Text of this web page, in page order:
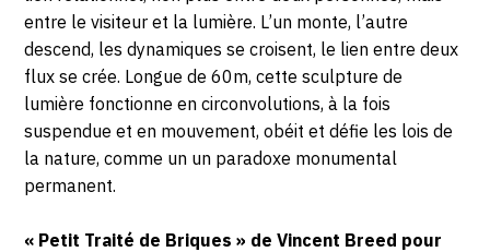
entre le visiteur et la lumière. L’un monte, l’autre
descend, les dynamiques se croisent, le lien entre deux
flux se crée. Longue de 60m, cette sculpture de
lumière fonctionne en circonvolutions, à la fois
suspendue et en mouvement, obéit et défie les lois de
la nature, comme un un paradoxe monumental
permanent.
« Petit Traité de Briques » de Vincent Breed pour